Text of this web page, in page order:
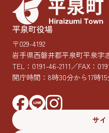
平泉町役場
〒029-4192
岩手県西磐井郡平泉町平泉字
TEL： 0191-46-2111／FAX：
開庁時間：8時30分から17時15
サイ